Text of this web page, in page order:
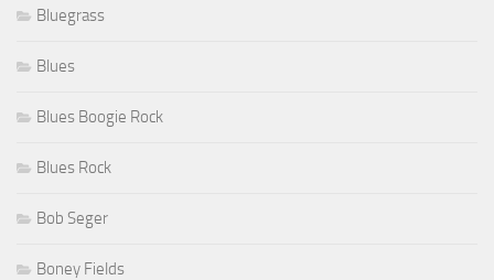
Bluegrass
Blues
Blues Boogie Rock
Blues Rock
Bob Seger
Boney Fields